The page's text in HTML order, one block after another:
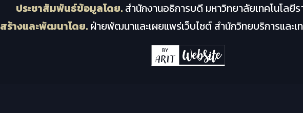
ประชาสัมพันธ์ข้อมูลโดย. สำนักงานอธิการบดี มหาวิทยาลัยเทคโนโล
สร้างและพัฒนาโดย.ฝ่ายพัฒนาและเผยแพร่เว็บไซต์ สำนักวิทยบริการและเ